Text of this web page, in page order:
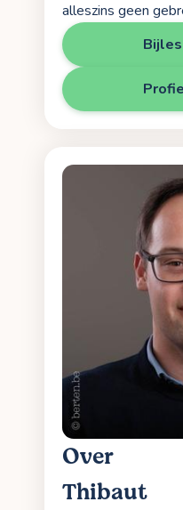
alleszins geen
Over
Thibaut